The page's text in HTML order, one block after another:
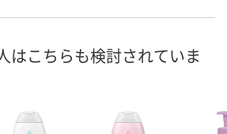
EP85687 WKA4557
あり 4点
はこちらも検討されていま